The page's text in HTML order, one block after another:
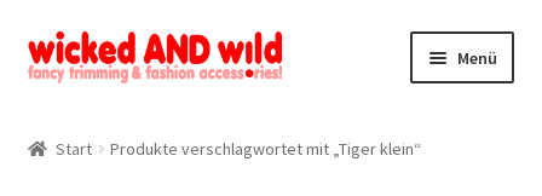
Zur
Navigation
Zum
Inhalt
Menü
Start Produkte verschlagwortet mit „Tiger klein“